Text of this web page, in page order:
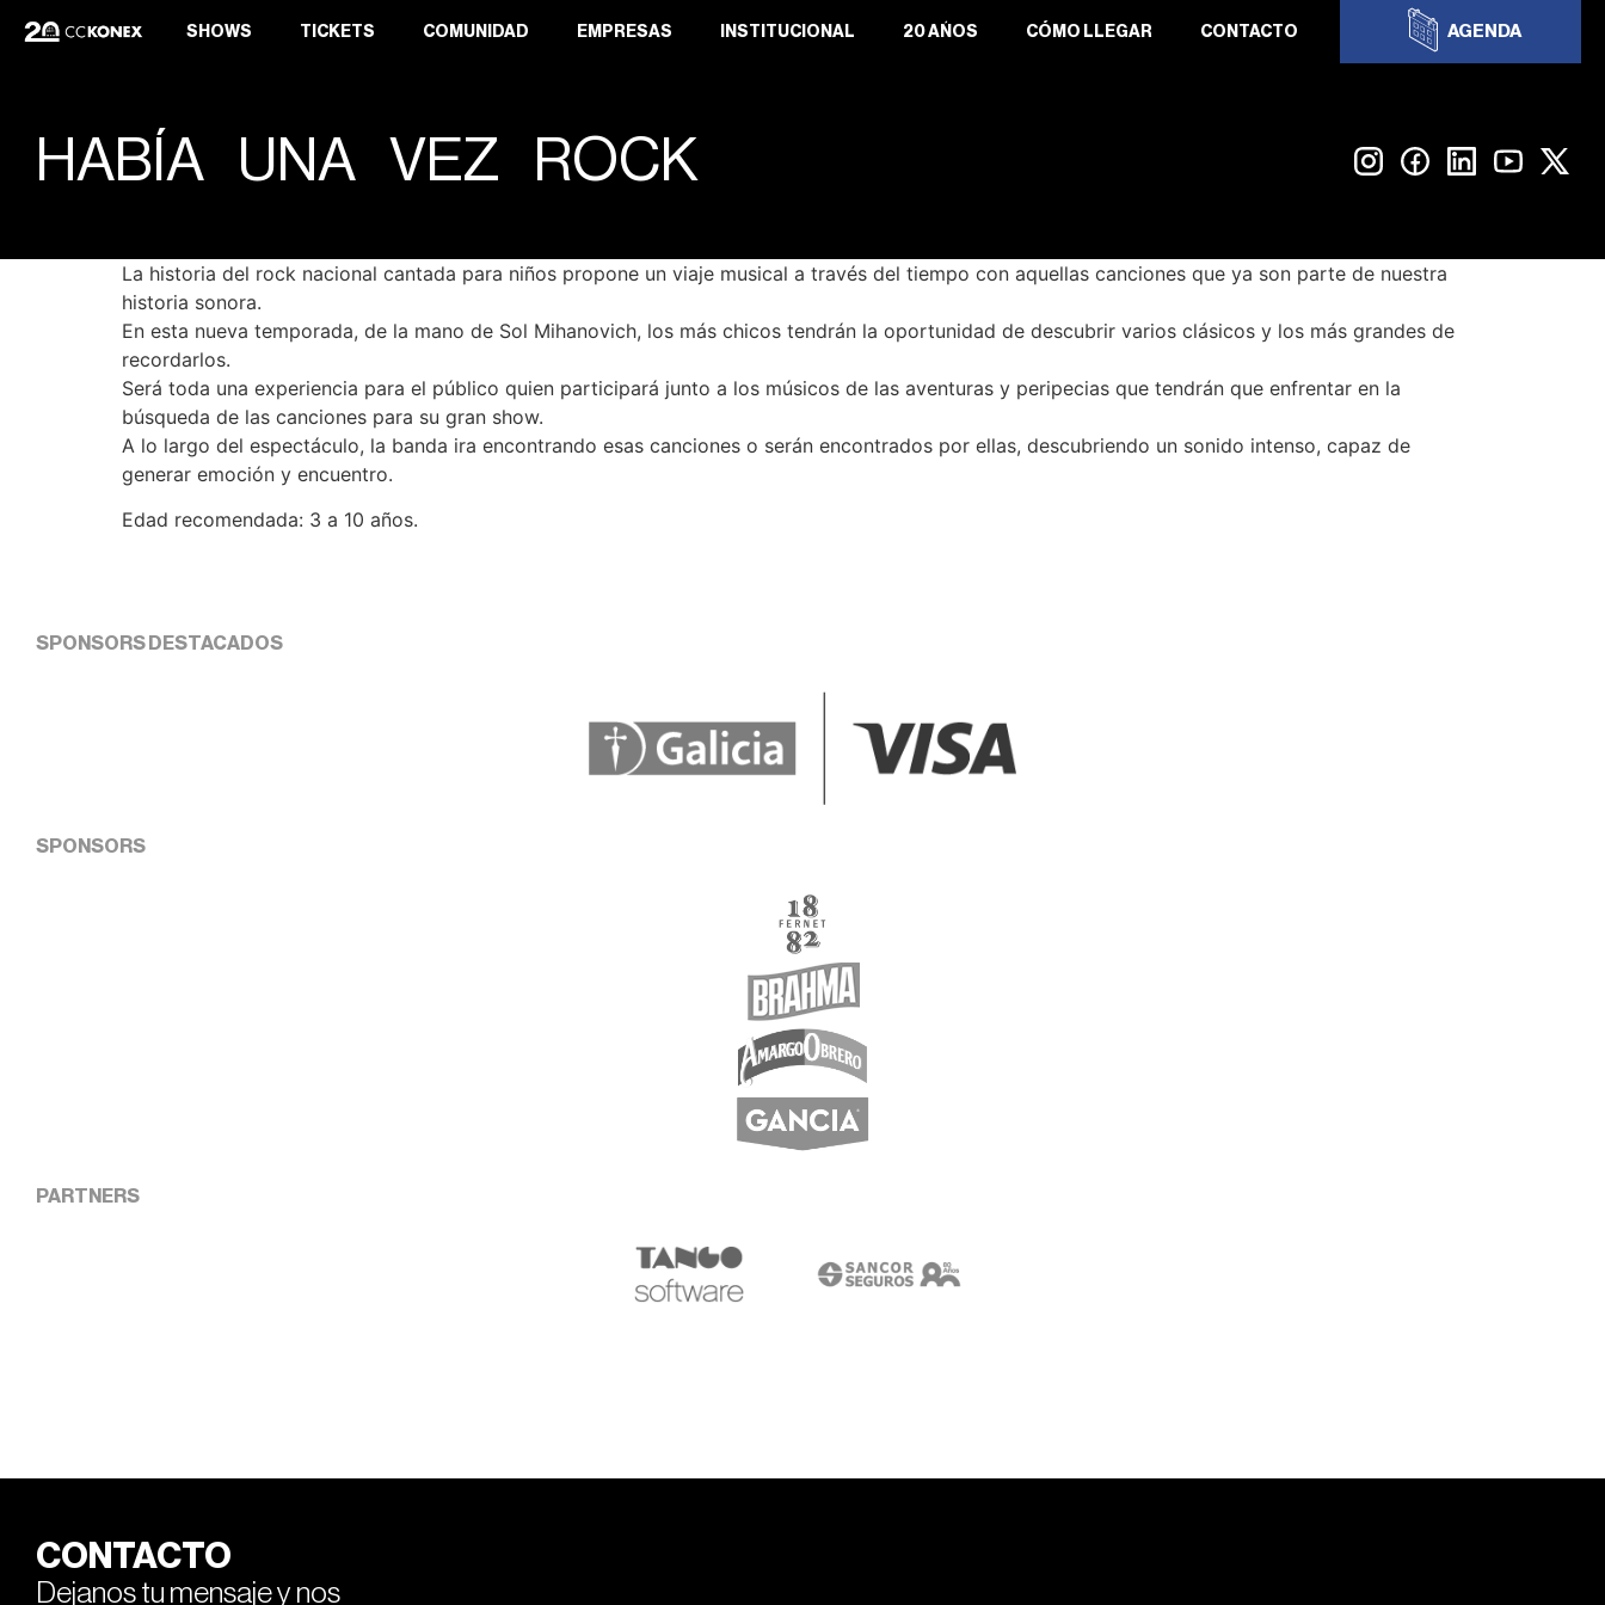
SHOWS TICKETS COMUNIDAD EMPRESAS INSTITUCIONAL 20 AÑOS CÓMO LLEGAR CONTACTO AGENDA
HABÍA UNA VEZ ROCK
La historia del rock nacional cantada para niños propone un viaje musical a través del tiempo con aquellas canciones que ya son parte de nuestra
historia sonora.
En esta nueva temporada, de la mano de Sol Mihanovich, los más chicos tendrán la oportunidad de descubrir varios clásicos y los más grandes de
recordarlos.
Será toda una experiencia para el público quien participará junto a los músicos de las aventuras y peripecias que tendrán que enfrentar en la
búsqueda de las canciones para su gran show.
A lo largo del espectáculo, la banda ira encontrando esas canciones o serán encontrados por ellas, descubriendo un sonido intenso, capaz de
generar emoción y encuentro.
Edad recomendada: 3 a 10 años.
SPONSORS DESTACADOS
SPONSORS
PARTNERS
CONTACTO
Dejanos tu mensaje y nos